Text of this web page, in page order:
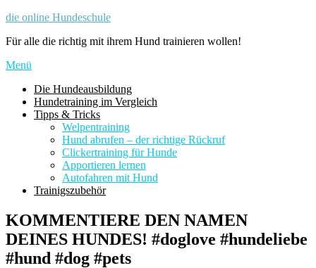
Zum
springen
die online Hundeschule
Für alle die richtig mit ihrem Hund trainieren wollen!
Menü
Die Hundeausbildung
Hundetraining im Vergleich
Tipps & Tricks
Welpentraining
Hund abrufen – der richtige Rückruf
Clickertraining für Hunde
Apportieren lernen
Autofahren mit Hund
Trainigszubehör
KOMMENTIERE DEN NAMEN
DEINES HUNDES! #doglove #hundeliebe
#hund #dog #pets